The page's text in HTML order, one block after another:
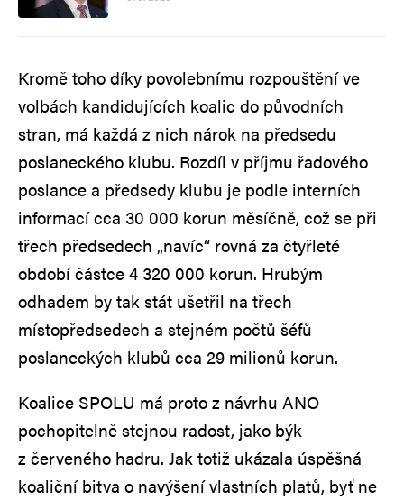
Kromě toho díky povolebnímu rozpouštění ve
volbách kandidujících koalic do původních
stran, má každá z nich nárok na předsedu
poslaneckého klubu. Rozdíl v příjmu řadového
poslance a předsedy klubu je podle interních
informací cca 30 000 korun měsíčně, což se při
třech předsedech „navíc“ rovná za čtyřleté
období částce 4 320 000 korun. Hrubým
odhadem by tak stát ušetřil na třech
místopředsedech a stejném počtů šéfů
poslaneckých klubů cca 29 milionů korun.
Koalice SPOLU má proto z návrhu ANO
pochopitelně stejnou radost, jako býk
z červeného hadru. Jak totiž ukázala úspěšná
koaliční bitva o navýšení vlastních platů, byť ne